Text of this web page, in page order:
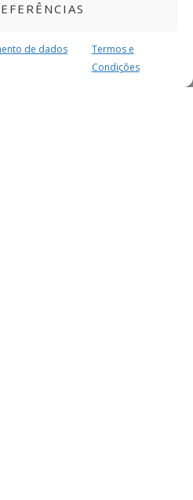
de dados
Termos e
Condições